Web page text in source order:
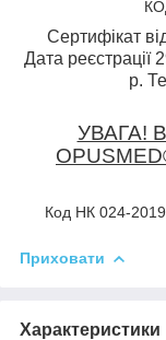
Сертифікат
Дата
р.
УВАГА!
Код НК 024-
Приховати
Характеристики